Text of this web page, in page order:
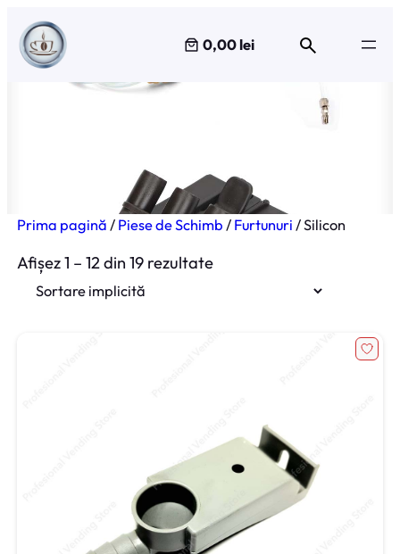
Sari
conținut
0,00 lei
Prima pagină / Piese de Schimb / Furtunuri / Silicon
Afișez 1 – 12 din 19 rezultate